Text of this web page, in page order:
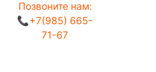
Позвоните нам:
📞+7(985) 665-
71-67